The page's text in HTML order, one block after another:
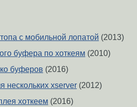
с мобильной лопатой (2013)
буфера по хоткеям (2010)
буферов (2016)
xserver (2012)
хоткеем (2016)